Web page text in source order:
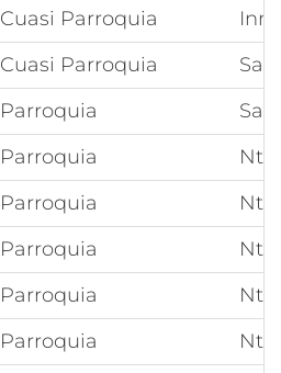
Cuasi Parroquia
Cuasi Parroquia
Parroquia
Parroquia
Parroquia
Parroquia
Parroquia
Parroquia